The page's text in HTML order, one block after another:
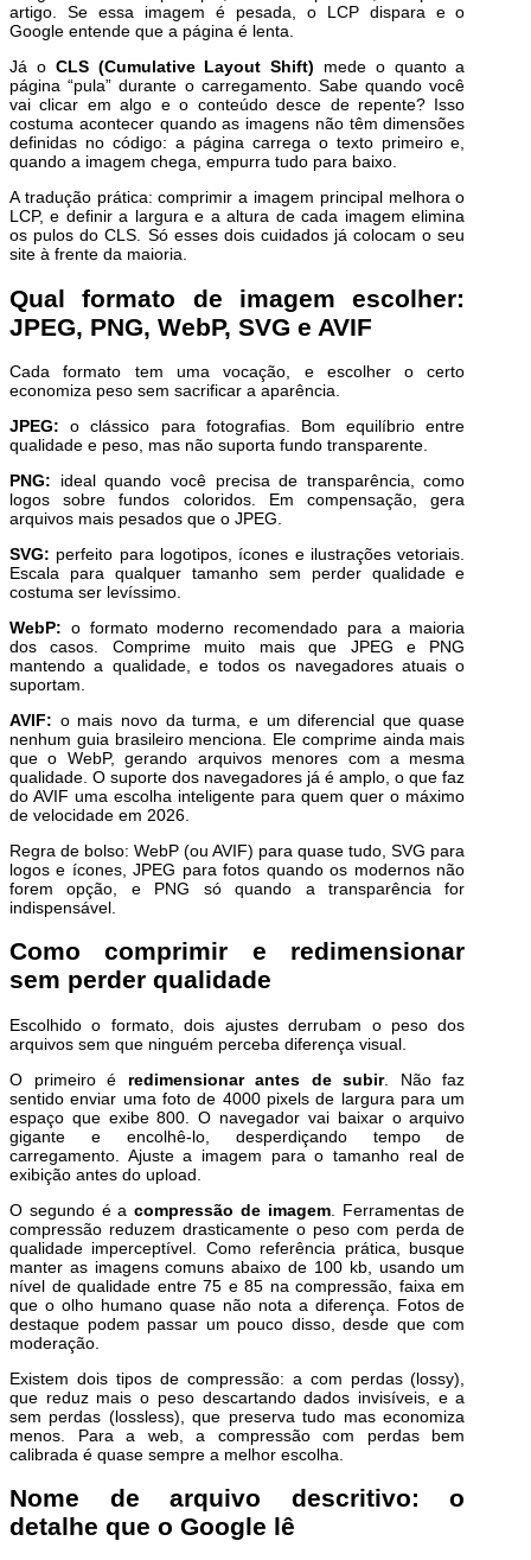
artigo. Se essa imagem é pesada, o LCP dispara e o
Google entende que a página é lenta.
Já o CLS (Cumulative Layout Shift) mede o quanto a
página “pula” durante o carregamento. Sabe quando você
vai clicar em algo e o conteúdo desce de repente? Isso
costuma acontecer quando as imagens não têm dimensões
definidas no código: a página carrega o texto primeiro e,
quando a imagem chega, empurra tudo para baixo.
A tradução prática: comprimir a imagem principal melhora o
LCP, e definir a largura e a altura de cada imagem elimina
os pulos do CLS. Só esses dois cuidados já colocam o seu
site à frente da maioria.
Qual formato de imagem escolher:
JPEG, PNG, WebP, SVG e AVIF
Cada formato tem uma vocação, e escolher o certo
economiza peso sem sacrificar a aparência.
JPEG: o clássico para fotografias. Bom equilíbrio entre
qualidade e peso, mas não suporta fundo transparente.
PNG: ideal quando você precisa de transparência, como
logos sobre fundos coloridos. Em compensação, gera
arquivos mais pesados que o JPEG.
SVG: perfeito para logotipos, ícones e ilustrações vetoriais.
Escala para qualquer tamanho sem perder qualidade e
costuma ser levíssimo.
WebP: o formato moderno recomendado para a maioria
dos casos. Comprime muito mais que JPEG e PNG
mantendo a qualidade, e todos os navegadores atuais o
suportam.
AVIF: o mais novo da turma, e um diferencial que quase
nenhum guia brasileiro menciona. Ele comprime ainda mais
que o WebP, gerando arquivos menores com a mesma
qualidade. O suporte dos navegadores já é amplo, o que faz
do AVIF uma escolha inteligente para quem quer o máximo
de velocidade em 2026.
Regra de bolso: WebP (ou AVIF) para quase tudo, SVG para
logos e ícones, JPEG para fotos quando os modernos não
forem opção, e PNG só quando a transparência for
indispensável.
Como comprimir e redimensionar
sem perder qualidade
Escolhido o formato, dois ajustes derrubam o peso dos
arquivos sem que ninguém perceba diferença visual.
O primeiro é redimensionar antes de subir. Não faz
sentido enviar uma foto de 4000 pixels de largura para um
espaço que exibe 800. O navegador vai baixar o arquivo
gigante e encolhê-lo, desperdiçando tempo de
carregamento. Ajuste a imagem para o tamanho real de
exibição antes do upload.
O segundo é acompressão de imagem. Ferramentas de
compressão reduzem drasticamente o peso com perda de
qualidade imperceptível. Como referência prática, busque
manter as imagens comuns abaixo de 100 kb, usando um
nível de qualidade entre 75 e 85 na compressão, faixa em
que o olho humano quase não nota a diferença. Fotos de
destaque podem passar um pouco disso, desde que com
moderação.
Existem dois tipos de compressão: a com perdas (lossy),
que reduz mais o peso descartando dados invisíveis, e a
sem perdas (lossless), que preserva tudo mas economiza
menos. Para a web, a compressão com perdas bem
calibrada é quase sempre a melhor escolha.
Nome de arquivo descritivo: o
detalhe que o Google lê